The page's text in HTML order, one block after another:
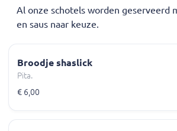
Al onze schotels worden geserveerd
en saus naar keuze.
Broodje shaslick
Pita.
€ 6,00